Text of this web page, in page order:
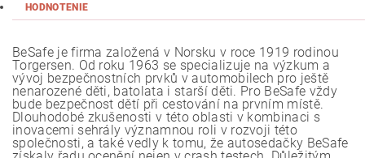
HODNOTENIE
BeSafe je firma založená v Norsku v roce 1919 rodinou
Torgersen. Od roku 1963 se specializuje na výzkum a
vývoj bezpečnostních prvků v automobilech pro ještě
nenarozené děti, batolata i starší děti. Pro BeSafe vždy
bude bezpečnost dětí při cestování na prvním místě.
Dlouhodobé zkušenosti v této oblasti v kombinaci s
inovacemi sehrály významnou roli v rozvoji této
společnosti, a také vedly k tomu, že autosedačky BeSafe